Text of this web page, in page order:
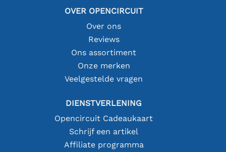
OVER OPENCIRCUIT
Over ons
Reviews
Ons assortiment
Onze merken
Veelgestelde vragen
DIENSTVERLENING
Opencircuit Cadeaukaart
Schrijf een artikel
Affiliate programma